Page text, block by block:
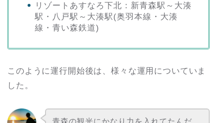
リゾートあすなろ下北：新青森駅～大湊
駅・八戸駅～大湊駅(奥羽本線・大湊
線・青い森鉄道)
このように運行開始後は、様々な運用についていま
した。
青森の観光にかなり力を入れてたんだ